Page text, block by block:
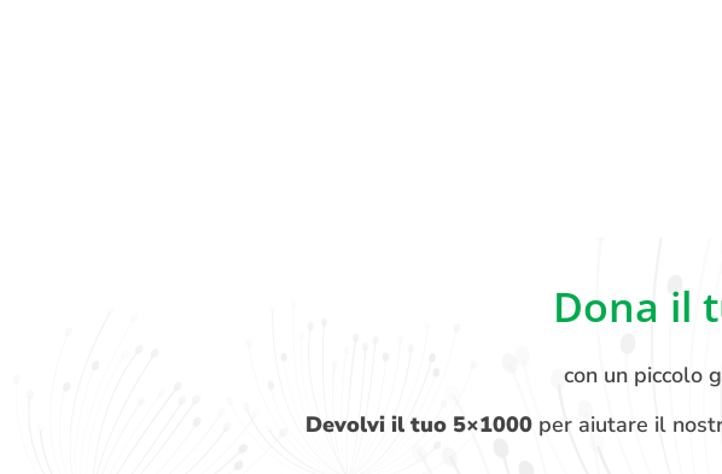
Dona il
con un piccolo
Devolvi il tuo 5×1000per aiutare il